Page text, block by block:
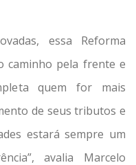
essa Reforma
caminho pela frente e
quem for mais
de seus tributos e
estará sempre um
avalia Marcelo